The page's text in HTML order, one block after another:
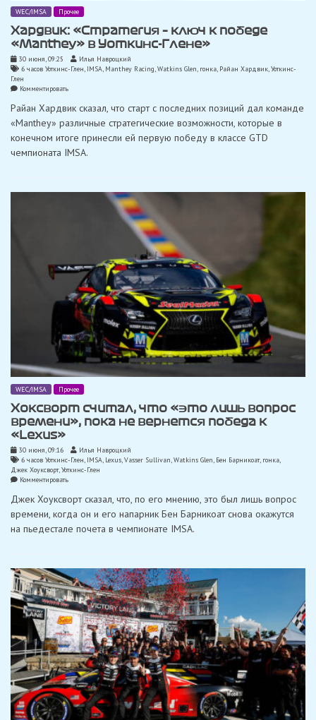
WEC/IMSA Прочее
Хардвик: «Стратегия – ключ к победе
«Manthey» в Уоткинс-Глене»
30 июня, 09:25
Илья Навроцкий
6 часов Уоткинс-Глен, IMSA, Manthey Racing,Watkins Glen, гонка, Райан Хардвик,Уоткинс-
Глен
Комментироватьon
«Стратегия
ключ
к
победе
«Manthey»
Райан Хардвик сказал, что старт с последних позиций дал команде
«Manthey» различные стратегические возможности, которые в
конечном итоге принесли ей первую победу в классе GTD
чемпионата IMSA.
WEC/IMSA Прочее
Хоксворт считал, что «это лишь вопрос
времени», пока не вернется победа к
«Lexus»
30 июня, 09:16
Илья Навроцкий
6 часов Уоткинс-Глен, IMSA, Lexus,Vasser Sullivan,Watkins Glen, Бен Барникоат, гонка
Джек Хоуксворт,Уоткинс-Глен
Комментироватьon
считал,
«это
лишь
не
вернется
победа
к
«Lexus»
Джек Хоуксворт сказал, что, по его мнению, это был лишь вопрос
времени, когда он и его напарник Бен Барникоат снова окажутся
на пьедестале почета в чемпионате IMSA.